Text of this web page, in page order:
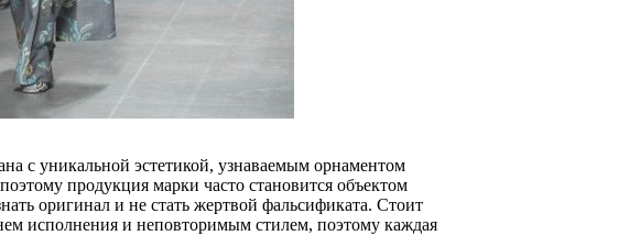
с уникальной эстетикой, узнаваемым орнаментом
продукция марки часто становится объектом
оригинал и не стать жертвой фальсификата. Стоит
исполнения и неповторимым стилем, поэтому каждая